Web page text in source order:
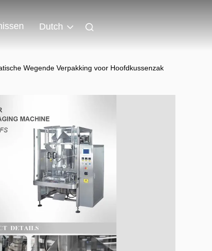
Dutch
Wegende Verpakking voor Hoofdkussenzak